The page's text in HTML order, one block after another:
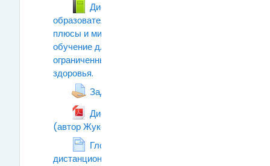
Дистанционное
образовательное пространство —
плюсы и минусы. Дистанционное
обучение для студентов с
ограниченными возможностями
здоровья.
Книга
Задание к уроку №25
Дистанционное обучение
(автор Жукова М.В.)
Глобальная сеть
дистанционного образования